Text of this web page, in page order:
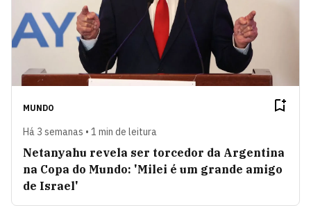
MUNDO
Há 3 semanas • 1 min de leitura
Netanyahu revela ser torcedor da Argentina
na Copa do Mundo: 'Milei é um grande amigo
de Israel'